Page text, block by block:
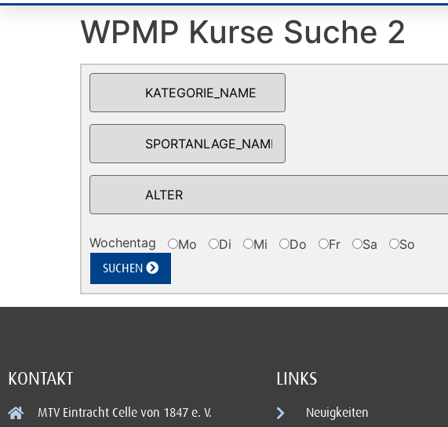
WPMP Kurse Suche 2
Wochentag Mo Di Mi Do Fr Sa So
SUCHEN
KONTAKT
MTV Eintracht Celle von 1847 e. V.
LINKS
Neuigkeiten